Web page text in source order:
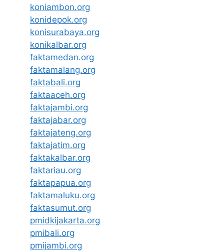
koniambon.org
konidepok.org
konisurabaya.org
konikalbar.org
faktamedan.org
faktamalang.org
faktabali.org
faktaaceh.org
faktajambi.org
faktajabar.org
faktajateng.org
faktajatim.org
faktakalbar.org
faktariau.org
faktapapua.org
faktamaluku.org
faktasumut.org
pmidkijakarta.org
pmibali.org
pmijambi.org